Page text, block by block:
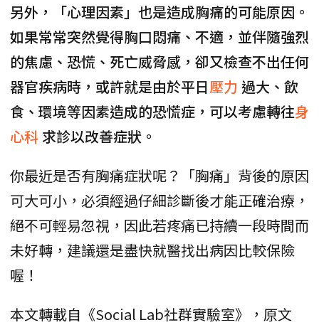
另外，「心理因素」也是造成胸痛的可能原因。
如果常常突然覺得胸口悶痛、不適，並伴隨強烈
的焦慮、恐慌、死亡威脅感，卻又檢查不出任何
器官疾病時，或許就是由於平日壓力 過大、飲
食、環境等因素造成的恐慌症，可以考慮轉往身
心科 求診以改善症狀。
你最近是否有胸痛症狀呢？「胸痛」背後的原因
可大可小，必須經過仔細診斷後才能正確治療，
絕不可輕易忽視，因此若疼痛已持續一段時間而
未好轉，建議還是盡快就醫找出病因比較保險
喔！
本文轉載自《Social Lab社群實驗室》，原文